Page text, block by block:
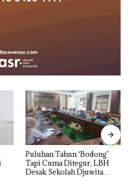
Puluhan Tahun ‘Bodong’
Tapi Cuma Ditegur, LBH
Desak Sekolah Djuwita